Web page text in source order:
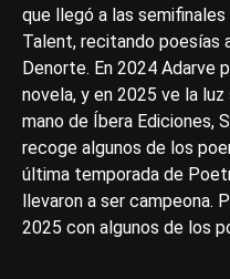
que llegó a las
Talent, recitando poesías
Denorte. En 2024 Adarve
novela, y en 2025 ve la
mano de Íbera Ediciones,
recoge algunos de los
última temporada de
llevaron a ser campeona.
2025 con algunos de los